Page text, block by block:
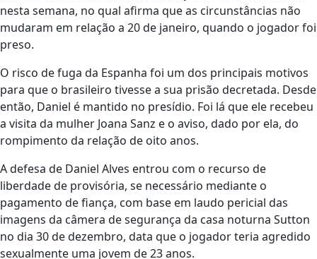
nesta semana, no qual afirma que as circunstâncias não
mudaram em relação a 20 de janeiro, quando o jogador foi
preso.
O risco de fuga da Espanha foi um dos principais motivos
para que o brasileiro tivesse a sua prisão decretada. Desde
então, Daniel é mantido no presídio. Foi lá que ele recebeu
a visita da mulher Joana Sanz e o aviso, dado por ela, do
rompimento da relação de oito anos.
A defesa de Daniel Alves entrou com o recurso de
liberdade de provisória, se necessário mediante o
pagamento de fiança, com base em laudo pericial das
imagens da câmera de segurança da casa noturna Sutton
no dia 30 de dezembro, data que o jogador teria agredido
sexualmente uma jovem de 23 anos.